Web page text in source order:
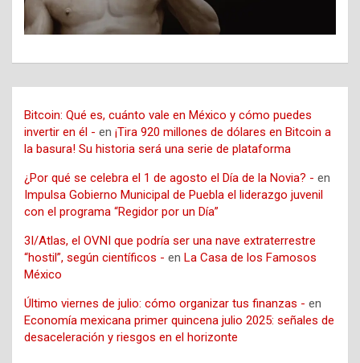
Bitcoin: Qué es, cuánto vale en México y cómo puedes
invertir en él - en ¡Tira 920 millones de dólares en Bitcoin a
la basura! Su historia será una serie de plataforma
¿Por qué se celebra el 1 de agosto el Día de la Novia? - en
Impulsa Gobierno Municipal de Puebla el liderazgo juvenil
con el programa “Regidor por un Día”
3I/Atlas, el OVNI que podría ser una nave extraterrestre
“hostil”, según científicos - en La Casa de los Famosos
México
Último viernes de julio: cómo organizar tus finanzas - en
Economía mexicana primer quincena julio 2025: señales de
desaceleración y riesgos en el horizonte